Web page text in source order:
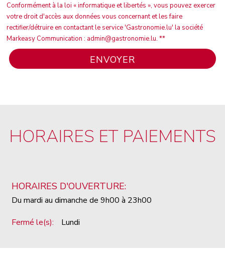
Conformément à la loi « informatique et libertés », vous pouvez exercer
votre droit d'accès aux données vous concernant et les faire
rectifier/détruire en contactant le service 'Gastronomie.lu' la société
Markeasy Communication : admin@gastronomie.lu. **
HORAIRES ET PAIEMENTS
HORAIRES D'OUVERTURE:
Du mardi au dimanche de 9h00 à 23h00
Fermé le(s):
Lundi